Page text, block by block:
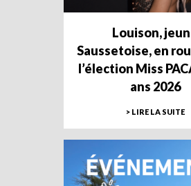
Louison,
Saussetoise, en
l’élection Miss
ans 2026
> LIRE LA SUITE